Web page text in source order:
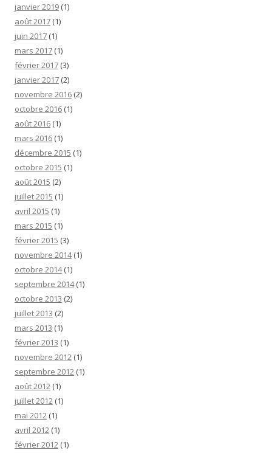
janvier 2019 (1)
août 2017 (1)
juin 2017 (1)
mars 2017 (1)
février 2017 (3)
janvier 2017 (2)
novembre 2016 (2)
octobre 2016 (1)
août 2016 (1)
mars 2016 (1)
décembre 2015 (1)
octobre 2015 (1)
août 2015 (2)
juillet 2015 (1)
avril 2015 (1)
mars 2015 (1)
février 2015 (3)
novembre 2014(1)
octobre 2014(1)
septembre 2014(1)
octobre 2013 (2)
juillet 2013 (2)
mars 2013 (1)
février 2013 (1)
novembre 2012 (1)
septembre 2012 (1)
août 2012 (1)
juillet 2012 (1)
mai 2012 (1)
avril 2012 (1)
février 2012 (1)